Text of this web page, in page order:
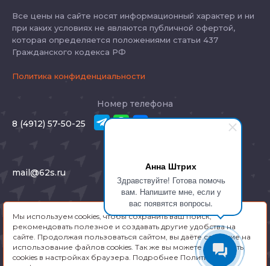
Анна Штрих
Здравствуйте! Готова помочь
вам. Напишите мне, если у
вас появятся вопросы.
Все цены на сайте носят информационный характер и ни
при каких условиях не являются публичной офертой,
которая определяется положениями статьи 437
Гражданского кодекса РФ
Политика конфиденциальности
Номер телефона
8 (4912) 57-50-25
mail@62s.ru
Адрес
Рязань, Соборная 46
Заказать звонок
Мы используем cookies, чтобы сохранить ваш поиск,
рекомендовать полезное и создавать другие удобства на
сайте. Продолжая пользоваться сайтом, вы даёте согласие на
использование файлов cookies. Так же вы можете отключить
cookies в настройках браузера. Подробнее Политика